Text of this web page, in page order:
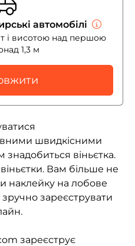
швидкісними
знадобиться віньєтка.
Вам більше не
наклейку на лобове
зареєструвати
зареєструє
автомобілі
і висотою над першою
1,3 м